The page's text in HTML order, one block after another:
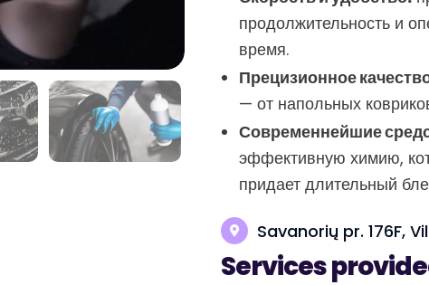
продолжительность и
время.
Прецизионное
— от напольных
Современнейшие
эффективную химию,
придает длительный
Savanorių pr. 176F,
Services